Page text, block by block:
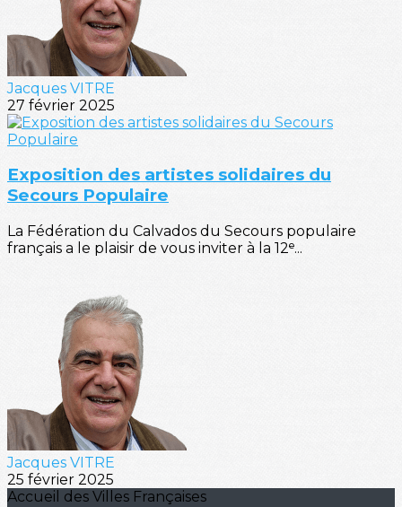
Jacques VITRE
27 février 2025
Exposition des artistes solidaires du
Secours Populaire
La Fédération du Calvados du Secours populaire
français a le plaisir de vous inviter à la 12ᵉ...
Jacques VITRE
25 février 2025
Accueil des Villes Françaises